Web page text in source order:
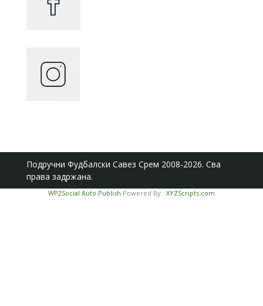
Подручни Фудбалски Савез Срем 2008-2026. Сва
права задржана.
WP2Social Auto Publish Powered By : XYZScripts.com